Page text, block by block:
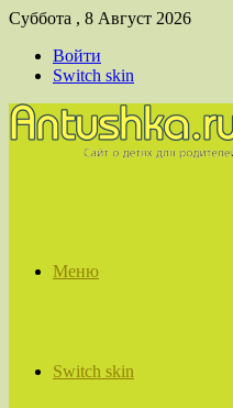
Суббота , 8 Август 2026
Войти
Switch skin
Меню
Switch skin